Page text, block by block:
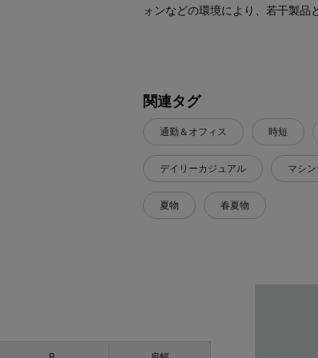
ォンなどの環境により、若干製品
関連タグ
通勤＆オフィス 時短
デイリーカジュアル マシ
夏物 春夏物